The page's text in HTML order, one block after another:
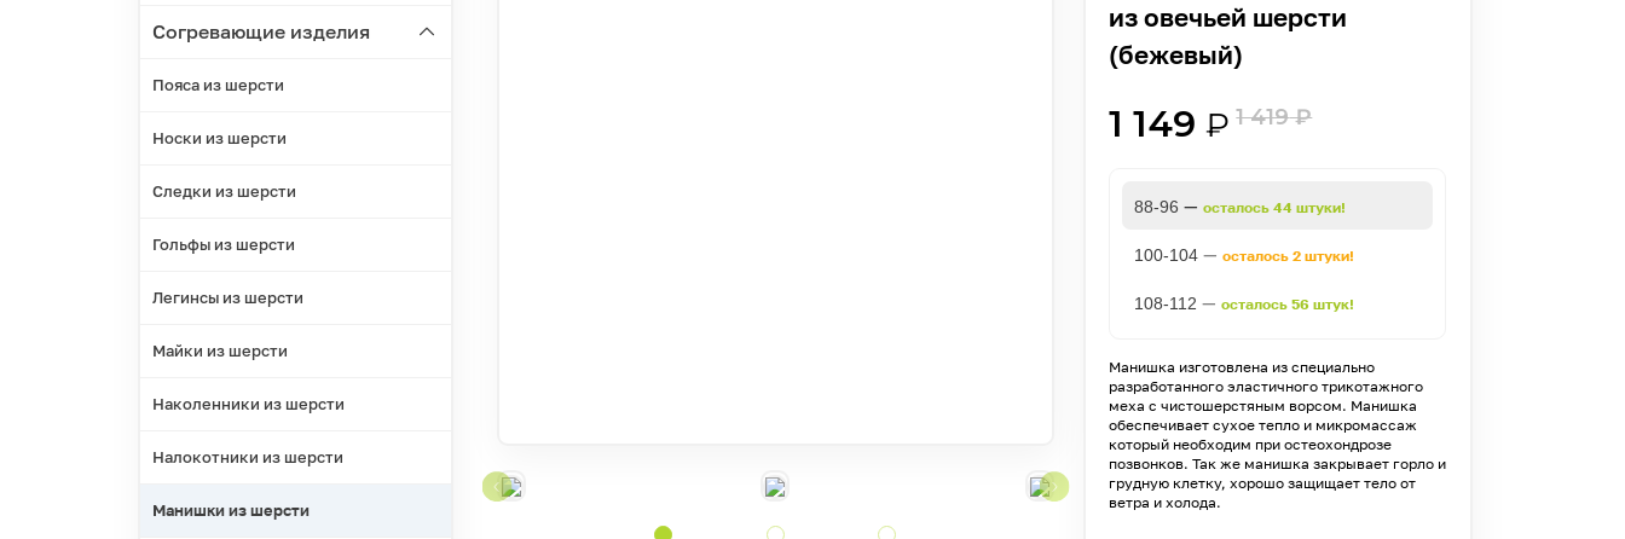
Согревающие изделия
Пояса из шерсти
Носки из шерсти
Следки из шерсти
Гольфы из шерсти
Легинсы из шерсти
Майки из шерсти
Наколенники из шерсти
Налокотники из шерсти
Манишки из шерсти
из овечьей шерсти
(бежевый)
1 149 ₽ 1 419₽
88-96 —осталось 44 штуки!
100-104 —осталось 2 штуки!
108-112 —осталось 56 штук!
Манишка изготовлена из специально
разработанного эластичного трикотажного
меха с чистошерстяным ворсом. Манишка
обеспечивает сухое тепло и микромассаж
который необходим при остеохондрозе
позвонков. Так же манишка закрывает горло и
грудную клетку, хорошо защищает тело от
ветра и холода.